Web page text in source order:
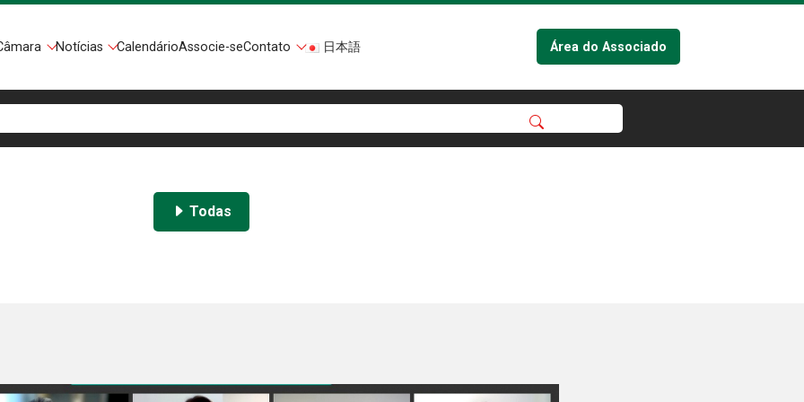
Notícias CalendárioAssocie-seContato 日本語 Área do Associado
Todas